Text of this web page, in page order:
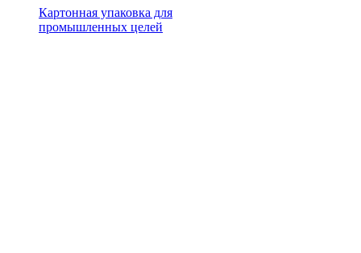
Картонная упаковка для
промышленных целей